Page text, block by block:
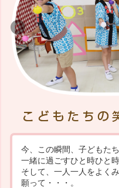
今、この瞬間、子どもた
一緒に過ごすひと時ひと
そして、一人一人をよく
願って・・・。